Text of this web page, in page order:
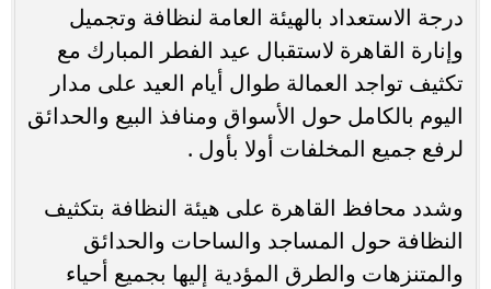
درجة الاستعداد بالهيئة العامة لنظافة وتجميل
وإنارة القاهرة لاستقبال عيد الفطر المبارك مع
تكثيف تواجد العمالة طوال أيام العيد على مدار
اليوم بالكامل حول الأسواق ومنافذ البيع والحدائق
لرفع جميع المخلفات أولا بأول .
وشدد محافظ القاهرة على هيئة النظافة بتكثيف
النظافة حول المساجد والساحات والحدائق
والمتنزهات والطرق المؤدية إليها بجميع أحياء